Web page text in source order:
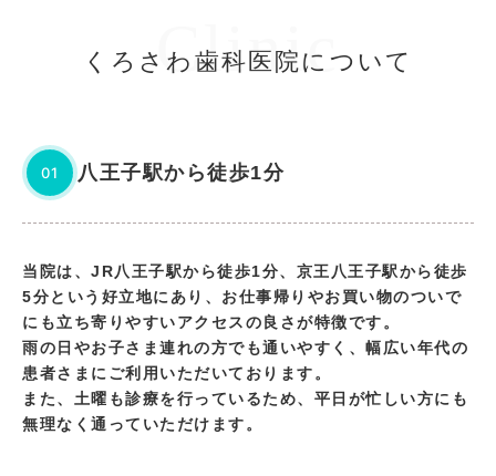
Clinic
くろさわ歯科医院について
01 八王子駅から徒歩1分
当院は、JR八王子駅から徒歩1分、京王八王子駅から徒歩
5分という好立地にあり、お仕事帰りやお買い物のついで
にも立ち寄りやすいアクセスの良さが特徴です。
雨の日やお子さま連れの方でも通いやすく、幅広い年代の
患者さまにご利用いただいております。
また、土曜も診療を行っているため、平日が忙しい方にも
無理なく通っていただけます。